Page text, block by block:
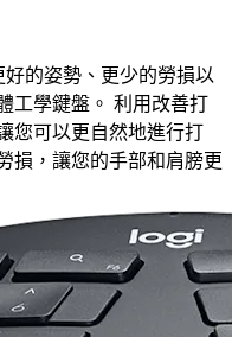
好的姿勢、更少的勞損以
工學鍵盤。 利用改善打
您可以更自然地進行打
損，讓您的手部和肩膀更